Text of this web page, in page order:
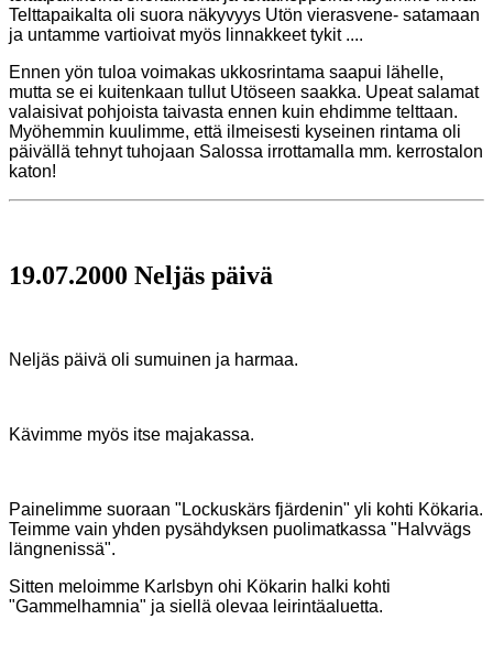
Telttapaikalta oli suora näkyvyys Utön vierasvene- satamaan
ja untamme vartioivat myös linnakkeet tykit ....
Ennen yön tuloa voimakas ukkosrintama saapui lähelle,
mutta se ei kuitenkaan tullut Utöseen saakka. Upeat salamat
valaisivat pohjoista taivasta ennen kuin ehdimme telttaan.
Myöhemmin kuulimme, että ilmeisesti kyseinen rintama oli
päivällä tehnyt tuhojaan Salossa irrottamalla mm. kerrostalon
katon!
19.07.2000 Neljäs päivä
Neljäs päivä oli sumuinen ja harmaa.
Kävimme myös itse majakassa.
Painelimme suoraan "Lockuskärs fjärdenin" yli kohti Kökaria.
Teimme vain yhden pysähdyksen puolimatkassa "Halvvägs
längnenissä".
Sitten meloimme Karlsbyn ohi Kökarin halki kohti
"Gammelhamnia" ja siellä olevaa leirintäaluetta.